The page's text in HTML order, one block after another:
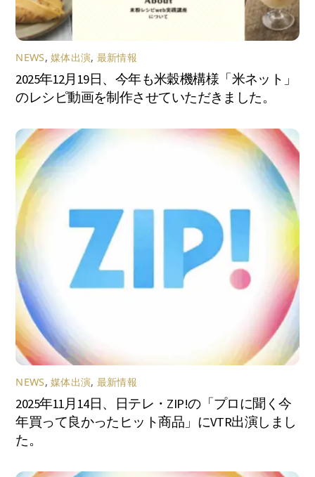
NEWS,媒体出演, 最新情報
2025年12月19日、今年も米穀機構様「米ネット」
のレシピ動画を制作させていただきました。
NEWS,媒体出演, 最新情報
2025年11月14日、日テレ・ZIP!の「プロに聞く今
年買って良かったヒット商品」にVTR出演しまし
た。